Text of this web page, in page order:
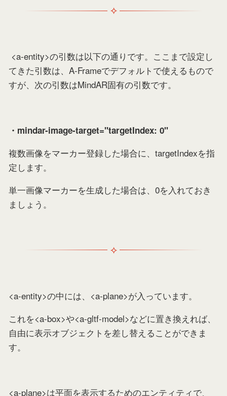
<a-entity>の引数は以下の通りです。ここまで設定し
てきた引数は、A-Frameでデフォルトで使えるもので
すが、次の引数はMindAR固有の引数です。
・mindar-image-target="targetIndex: 0"
複数画像をマーカー登録した場合に、targetIndexを指
定します。
単一画像マーカーを生成した場合は、0を入れておき
ましょう。
<a-entity>の中には、<a-plane>が入っています。
これを<a-box>や<a-gltf-model>などに置き換えれば、
自由に表示オブジェクトを差し替えることができま
す。
<a-plane>は平面を表示するためのエンティティで、